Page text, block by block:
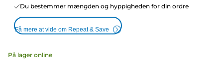
Du bestemmer mængden og hyppigheden for din ordre
Få mere at vide om Repeat & Save
På lager online